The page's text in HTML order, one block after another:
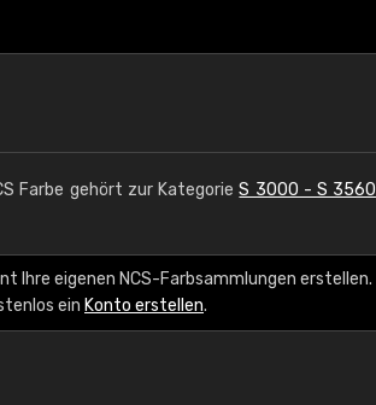
Farbe gehört zur KategorieS 3000 - S 3560
Ihre eigenen NCS-Farbsammlungen erstellen.
ein Konto erstellen.